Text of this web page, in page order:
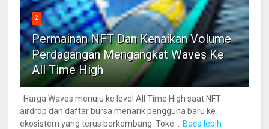
2
Permainan NFT Dan Kenaikan Volume
Perdagangan Mengangkat Waves Ke
All Time High
Harga Waves menuju ke level All Time High saat NFT
airdrop dan daftar bursa menarik pengguna baru ke
ekosistem yang terus berkembang. Toke...
Baca lebih